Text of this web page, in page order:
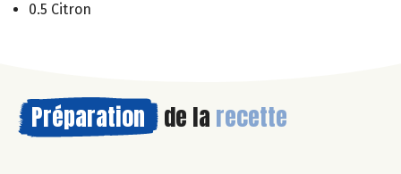
0.5 Citron
Préparation de la recette